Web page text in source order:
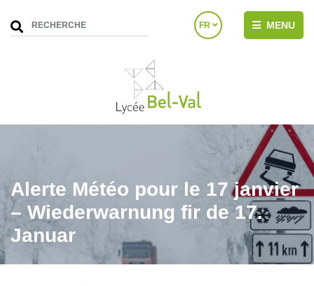
FR MENU
Alerte Météo pour le 17 janvier
– Wiederwarnung fir de 17.
Januar